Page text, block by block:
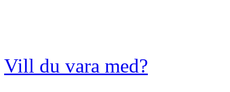
Vill du vara med?